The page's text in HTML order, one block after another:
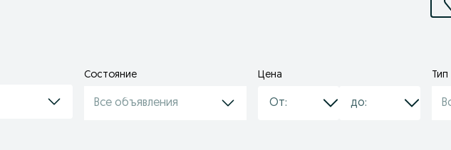
Состояние
Все объявления
Цена Тип